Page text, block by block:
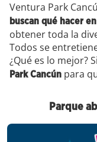
Ventura Park
buscan qué hacer
obtener toda la
Todos se
¿Qué es lo mejor?
Park Cancún para
Parque